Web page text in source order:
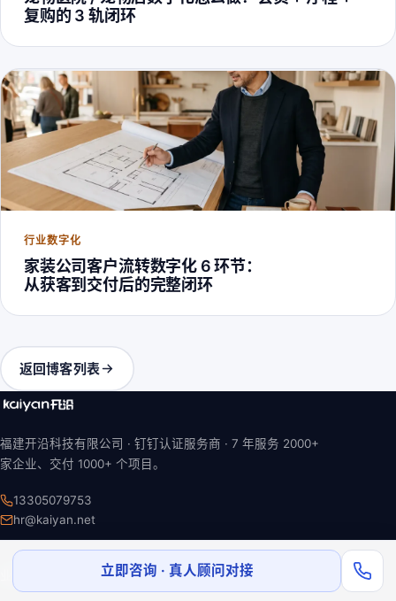
复购的 3 轨闭环
行业数字化
家装公司客户流转数字化 6 环节：
从获客到交付后的完整闭环
返回博客列表
福建开沿科技有限公司 · 钉钉认证服务商 · 7 年服务 2000+
家企业、交付 1000+ 个项目。
13305079753
hr@kaiyan.net
了解我们
立即咨询 · 真人顾问对接